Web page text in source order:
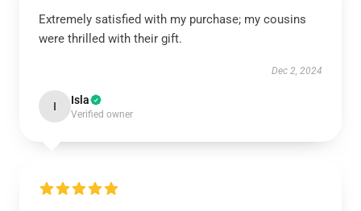
Extremely satisfied with my purchase; my cousins
were thrilled with their gift.
Dec 2, 2024
I Isla
Verified owner